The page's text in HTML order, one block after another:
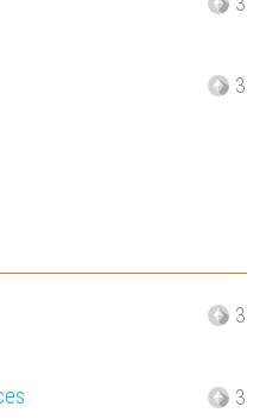
3
3
3